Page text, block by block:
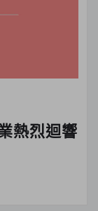
熱烈迴響